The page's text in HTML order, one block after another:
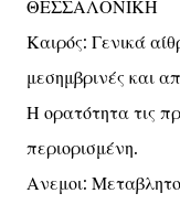
ΘΕΣΣΑΛΟΝΙΚΗ
Καιρός: Γενικά
μεσημβρινές και
Η ορατότητα τις
περιορισμένη.
Ανεμοι: